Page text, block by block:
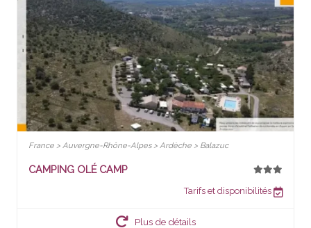
France > Auvergne-Rhône-Alpes > Ardèche > Balazuc
CAMPING OLÉ CAMP
Tarifs et disponibilités
Plus de détails